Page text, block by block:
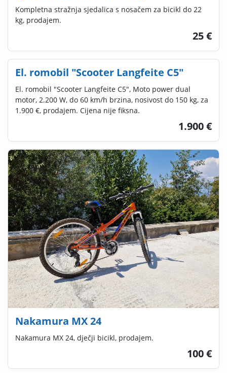
Kompletna stražnja sjedalica s nosačem za bicikl do 22
kg, prodajem.
25 €
El. romobil "Scooter Langfeite C5"
El. romobil "Scooter Langfeite C5", Moto power dual
motor, 2.200 W, do 60 km/h brzina, nosivost do 150 kg, za
1.900 €, prodajem. Cijena nije fiksna.
1.900 €
Nakamura MX 24
Nakamura MX 24, dječji bicikl, prodajem.
100 €